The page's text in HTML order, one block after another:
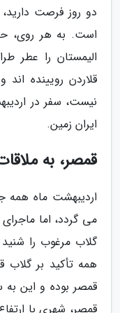
دو روز فرصت
است. به هر روی،
الیمستان را عطر
قلاردن رویینده
نیست، سفر در
ایران زمین.
قمصر، به
اردیبهشت ماه همه
می گردد، اما
گلاب مرغوب را
همه تأکید بر گلاب
قمصر بوده و این